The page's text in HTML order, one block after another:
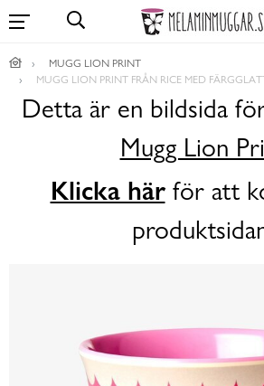
MUGG LION PRINT
MUGG LION PRINT FRÅN RICE MED
Detta är en bildsida
Mugg Lion
Klicka härför att